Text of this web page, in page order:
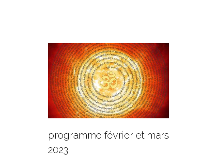
programme février et mars
2023